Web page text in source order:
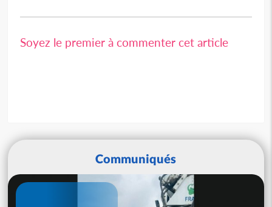
Soyez le premier à commenter cet article
Communiqués